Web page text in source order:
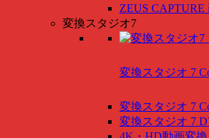
ZEUS CAPTURE
変換スタジオ7
変換スタジオ 7
変換スタジオ 7
変換スタジオ 7